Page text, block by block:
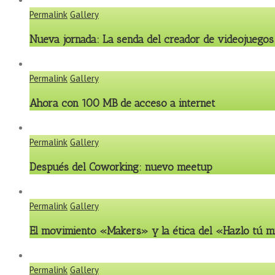
Permalink Gallery
Nueva jornada: La senda del creador de videojuegos
Permalink Gallery
Ahora con 100 MB de acceso a internet
Permalink Gallery
Después del Coworking: nuevo meetup
Permalink Gallery
El movimiento «Makers» y la ética del «Hazlo tú
Permalink Gallery